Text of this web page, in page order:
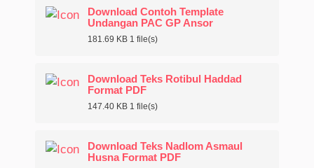
Download Contoh Template
Undangan PAC GP Ansor
181.69 KB 1 file(s)
Download Teks Rotibul Haddad
Format PDF
147.40 KB 1 file(s)
Download Teks Nadlom Asmaul
Husna Format PDF